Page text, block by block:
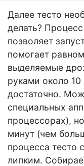
Далее тесто
делать?
позволяет
помогает
выделяемые
руками около
достаточно.
специальных
процессорах),
минут (чем
процесса тесто
липким.